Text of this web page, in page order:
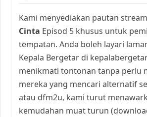
Kami menyediakan pautan
Cinta Episod 5 khusus untuk
tempatan. Anda boleh layari
Kepala Bergetar di
menikmati tontonan tanpa perlu
mereka yang mencari alternatif
atau dfm2u, kami turut
kemudahan muat turun